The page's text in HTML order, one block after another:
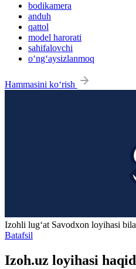
bodikamera
anduh
qattol
model harorati
sahifalovchi
o‘ng‘aysizlanmoq
Hammasini ko‘rish
Izohli lugʻat Savodxon loyihasi
Batafsil
Izoh.uz loyihasi